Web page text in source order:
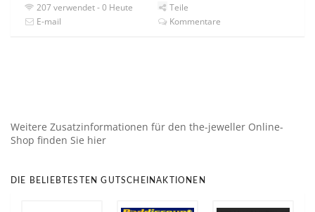
207 verwendet - 0 Heute
Teile
E-mail
Kommentare
Weitere Zusatzinformationen für den the-jeweller Online-
Shop finden Sie hier
DIE BELIEBTESTEN GUTSCHEINAKTIONEN